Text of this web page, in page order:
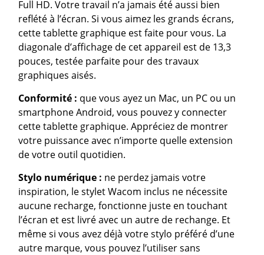
Full HD. Votre travail n’a jamais été aussi bien
reflété à l’écran. Si vous aimez les grands écrans,
cette tablette graphique est faite pour vous. La
diagonale d’affichage de cet appareil est de 13,3
pouces, testée parfaite pour des travaux
graphiques aisés.
Conformité : que vous ayez un Mac, un PC ou un
smartphone Android, vous pouvez y connecter
cette tablette graphique. Appréciez de montrer
votre puissance avec n’importe quelle extension
de votre outil quotidien.
Stylo numérique : ne perdez jamais votre
inspiration, le stylet Wacom inclus ne nécessite
aucune recharge, fonctionne juste en touchant
l’écran et est livré avec un autre de rechange. Et
même si vous avez déjà votre stylo préféré d’une
autre marque, vous pouvez l’utiliser sans